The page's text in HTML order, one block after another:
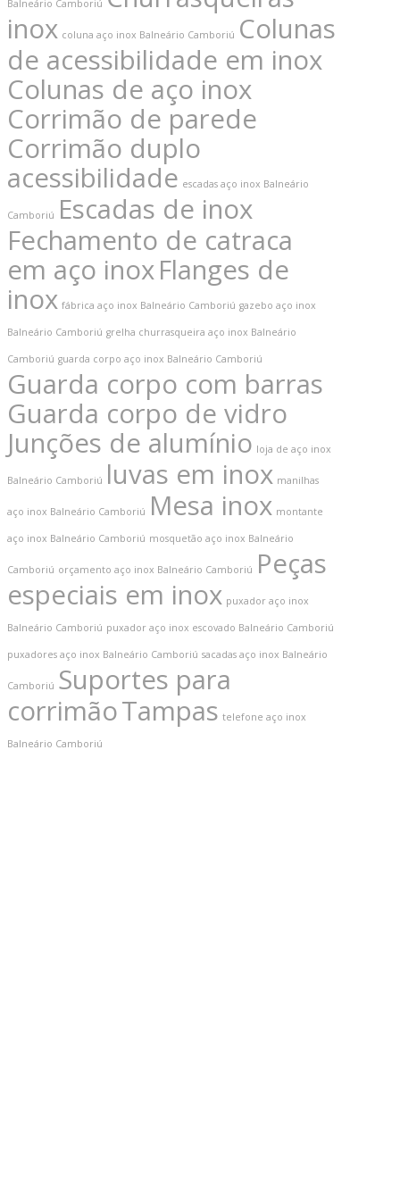
Balneário Camboriú
inox coluna aço inox Balneário Camboriú Colunas
de acessibilidade em inox
Colunas de aço inox
Corrimão de parede
Corrimão duplo
acessibilidade escadas aço inox Balneário
Camboriú Escadas de inox
Fechamento de catraca
em aço inoxFlanges de
inox fábrica aço inox Balneário Camboriú gazebo aço inox
Balneário Camboriú grelha churrasqueira aço inox Balneário
Camboriú guarda corpo aço inox Balneário Camboriú
Guarda corpo com barras
Guarda corpo de vidro
Junções de alumínio loja de aço inox
Balneário Camboriú luvas em inox manilhas
aço inox Balneário Camboriú Mesa inox montante
aço inox Balneário Camboriú mosquetão aço inox Balneário
Camboriú orçamento aço inox Balneário Camboriú Peças
especiais em inox puxador aço inox
Balneário Camboriú puxador aço inox escovado Balneário Camboriú
puxadores aço inox Balneário Camboriú sacadas aço inox Balneário
Camboriú Suportes para
corrimãoTampas telefone aço inox
Balneário Camboriú
Contatos
jdemattos672@gmail.com
(47) 99617-2922 / WhatsApp (47) 99617-
2922
Rua: José Gall, nº 147 – Ressacada – Itajaí
– SC